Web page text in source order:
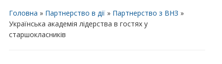
Головна » Партнерство в дії» Партнерство з ВНЗ »
Українська академія лідерства в гостях у
старшокласників